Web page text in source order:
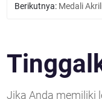
Berikutnya: Medali
Jika Anda memiliki